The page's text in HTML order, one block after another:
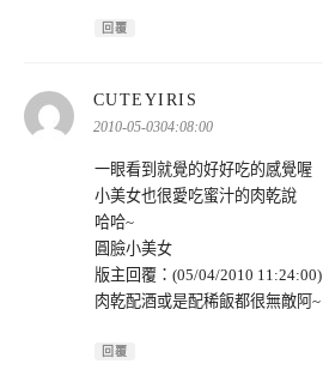
回覆
CUTEYIRIS
示:
2010-05-0304:08:00
一眼看到就覺的好好吃的感覺喔
小美女也很愛吃蜜汁的肉乾說
哈哈~
圓臉小美女
版主回覆：(05/04/2010 11:24:00)
肉乾配酒或是配稀飯都很無敵阿~
回覆